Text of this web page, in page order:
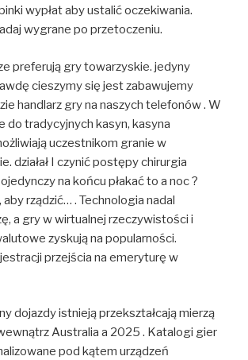
wypłat aby ustalić oczekiwania.
wygrane po przetoczeniu.
preferują gry towarzyskie. jedyny
cieszymy się jest zabawujemy
handlarz gry na naszych telefonów . W
do tradycyjnych kasyn, kasyna
uczestnikom granie w
działał I czynić postępy chirurgia
na końcu płakać to a noc ?
aby rządzić… . Technologia nadal
a gry w wirtualnej rzeczywistości i
zyskują na popularności.
przejścia na emeryturę w
dojazdy istnieją przekształcają mierzą
Australia a 2025 . Katalogi gier
pod kątem urządzeń